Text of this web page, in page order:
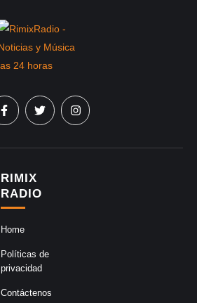
RIMIX
RADIO
Home
Políticas de
privacidad
Contáctenos